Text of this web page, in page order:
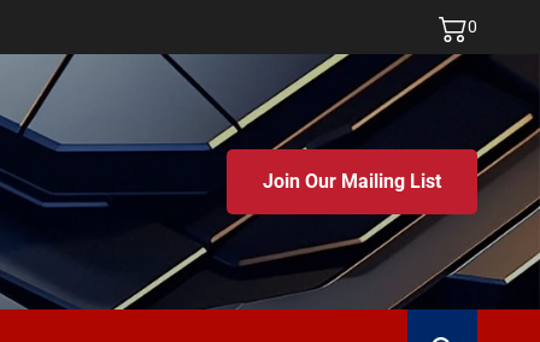
0
Join Our Mailing List